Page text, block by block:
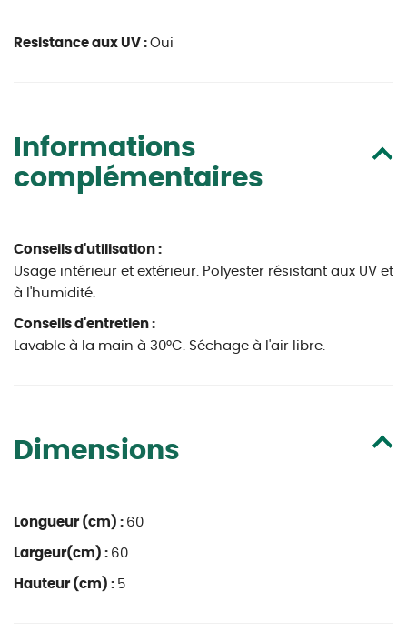
Resistance aux UV : Oui
Informations
complémentaires
Conseils d'utilisation :
Usage intérieur et extérieur. Polyester résistant aux UV et
à l'humidité.
Conseils d'entretien :
Lavable à la main à 30°C. Séchage à l'air libre.
Dimensions
Longueur (cm) : 60
Largeur(cm) : 60
Hauteur (cm) : 5